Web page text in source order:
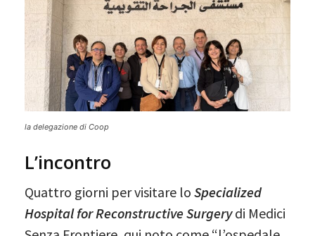
la delegazione di Coop
L’incontro
Quattro giorni per visitare lo Specialized
Hospital for Reconstructive Surgerydi Medici